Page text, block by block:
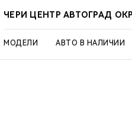
ЧЕРИ ЦЕНТР АВТОГРАД
МОДЕЛИ АВТО В НАЛИЧИИ